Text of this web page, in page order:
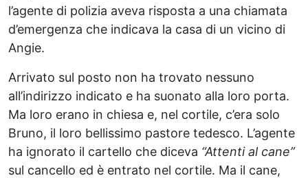
l’agente di polizia aveva risposta a una chiamata
d’emergenza che indicava la casa di un vicino di
Angie.
Arrivato sul posto non ha trovato nessuno
all’indirizzo indicato e ha suonato alla loro porta.
Ma loro erano in chiesa e, nel cortile, c’era solo
Bruno, il loro bellissimo pastore tedesco. L’agente
ha ignorato il cartello che diceva “Attenti al cane”
sul cancello ed è entrato nel cortile. Ma il cane,